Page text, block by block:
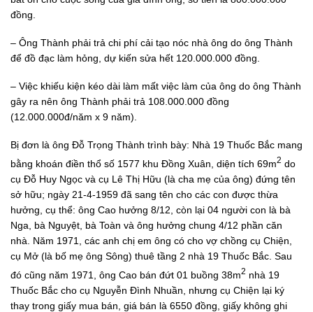
đồng.
– Ông Thành phải trả chi phí cải tạo nóc nhà ông do ông Thành
để đồ đạc làm hỏng, dự kiến sửa hết 120.000.000 đồng.
– Việc khiếu kiện kéo dài làm mất việc làm của ông do ông Thành
gây ra nên ông Thành phải trả 108.000.000 đồng
(12.000.000đ/năm x 9 năm).
Bị đơn là ông Đỗ Trọng Thành trình bày: Nhà 19 Thuốc Bắc mang
bằng khoán điền thổ số 1577 khu Đồng Xuân, diện tích 69m2 do
cụ Đỗ Huy Ngọc và cụ Lê Thị Hữu (là cha mẹ của ông) đứng tên
sở hữu; ngày 21-4-1959 đã sang tên cho các con được thừa
hưởng, cụ thể: ông Cao hưởng 8/12, còn lại 04 người con là bà
Nga, bà Nguyệt, bà Toàn và ông hưởng chung 4/12 phần căn
nhà. Năm 1971, các anh chị em ông có cho vợ chồng cụ Chiện,
cụ Mở (là bố mẹ ông Sông) thuê tầng 2 nhà 19 Thuốc Bắc. Sau
đó cũng năm 1971, ông Cao bán đứt 01 buồng 38m2 nhà 19
Thuốc Bắc cho cụ Nguyễn Đình Nhuần, nhưng cụ Chiện lại ký
thay trong giấy mua bán, giá bán là 6550 đồng, giấy không ghi